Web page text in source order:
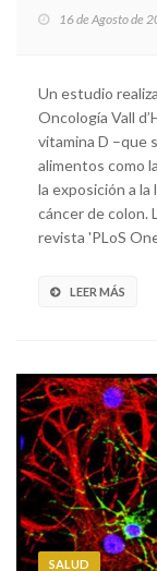
16 de Agosto de
Un estudio
Oncología Vall
vitamina D –que
alimentos como
la exposición a la
cáncer de colon.
revista 'PLoS
LEER MÁS
SALUD